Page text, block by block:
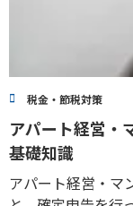
税金・節税対策
アパート経営・
基礎知識
アパート経営・マ